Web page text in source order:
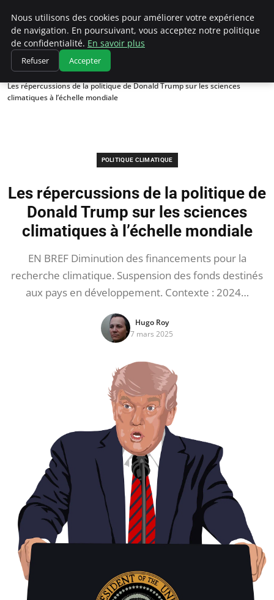
Climatedebtagents
Accueil
Politique climatique
Les répercussions de la politique de Donald Trump sur les sciences
climatiques à l’échelle mondiale
POLITIQUE CLIMATIQUE
Les répercussions de la politique de
Donald Trump sur les sciences
climatiques à l’échelle mondiale
EN BREF Diminution des financements pour la
recherche climatique. Suspension des fonds destinés
aux pays en développement. Contexte : 2024…
Hugo Roy
7 mars 2025
Nous utilisons des cookies pour améliorer votre expérience
de navigation. En poursuivant, vous acceptez notre politique
de confidentialité. En savoir plus
Refuser Accepter